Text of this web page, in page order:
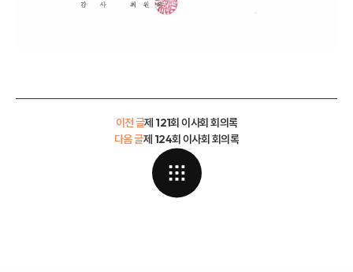
이전 글제 121회 이사회 회의록
제 124회 이사회 회의록
다음 글